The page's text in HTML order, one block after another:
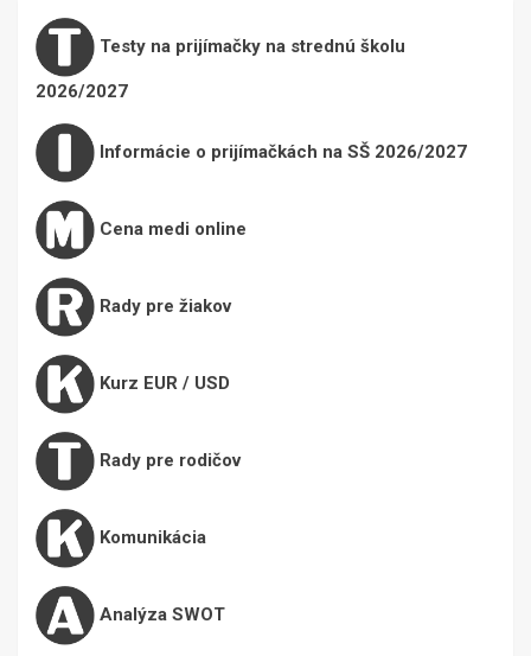
Testy na prijímačky na strednú školu
2026/2027
Informácie o prijímačkách na SŠ 2026/2027
Cena medi online
Rady pre žiakov
Kurz EUR / USD
Rady pre rodičov
Komunikácia
Analýza SWOT